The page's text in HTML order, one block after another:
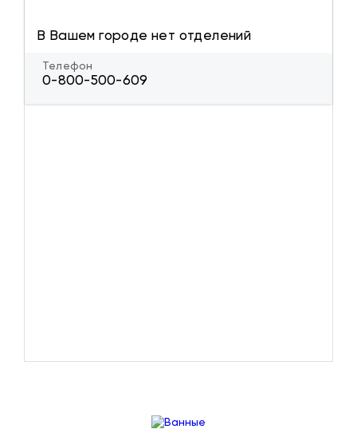
В Вашем городе нет отделений
Телефон
0-800-500-609